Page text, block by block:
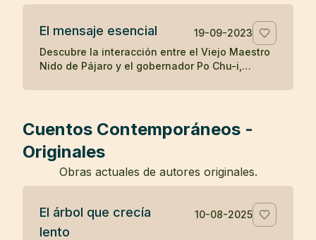
tiempo. Al enfrentar la renuencia del maestro a
audiencia para ilustrar que solo él valora y
comprende la enseñanza del maestro, mientras
que los demás asistentes eran igual de vacíos
en comprensión como las muñecas, resaltando
El mensaje esencial
19-09-2023
Descubre la interacción entre el Viejo Maestro
Nido de Pájaro y el gobernador Po Chu-i,
enseñanza budista de hacer el bien y cultivar
estas verdades.
Cuentos Contemporáneos -
Originales
Obras actuales de autores originales.
El árbol que crecía
lento
10-08-2025